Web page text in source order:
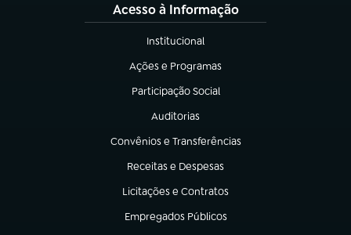
Acesso à Informação
Institucional
(abre em nova aba)
Ações e Programas
(abre em nova aba)
Participação Social
(abre em nova aba)
Auditorias
(abre em nova aba)
Convênios e Transferências
(abre em nova aba)
Receitas e Despesas
(abre em nova aba)
Licitações e Contratos
(abre em nova aba)
Empregados Públicos
(abre em nova aba)